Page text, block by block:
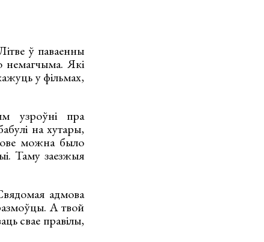
ў паваенны
Які
у фільмах,
узроўні пра
на хутары,
можна было
Таму заезжыя
адмова
А твой
свае правілы,